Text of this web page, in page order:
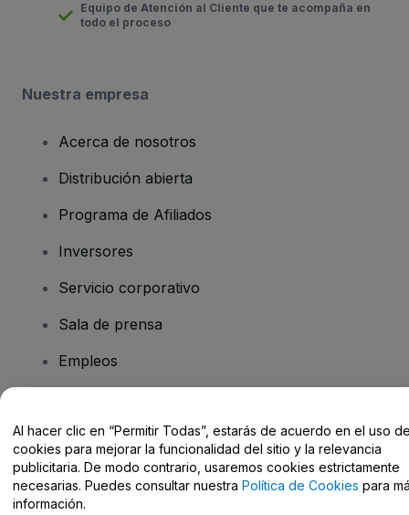
Equipo de Atención al Cliente que te acompaña en
todo el proceso
Nuestra empresa
Acerca de nosotros
Distribución abierta
Programa de Afiliados
Inversores
Servicio corporativo
Sala de prensa
Empleos
¿Tienes alguna pregunta?
Centro de Ayuda / Contacto
Al hacer clic en “Permitir Todas”, estarás de acuerdo en el uso
cookies para mejorar la funcionalidad del sitio y la relevancia
publicitaria. De modo contrario, usaremos cookies estrictamente
necesarias. Puedes consultar nuestra Política de Cookies para
información.